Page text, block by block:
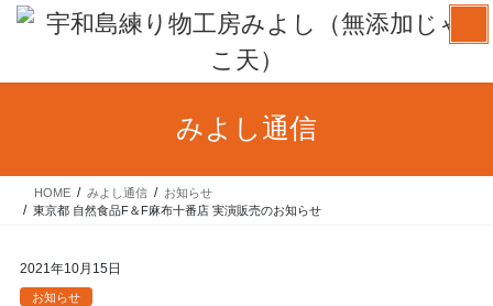
ン
ー
みよし通信
HOME みよし通信
お知らせ
東京都 自然食品F＆F麻布十番店 実演販売のお知らせ
2021年10月15日
お知らせ